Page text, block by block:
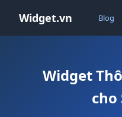
Widget.vn Blog
Widget
cho